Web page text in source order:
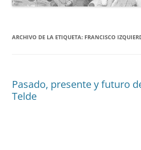
ARCHIVO DE LA ETIQUETA: FRANCISCO
Pasado, presente y futuro
Telde